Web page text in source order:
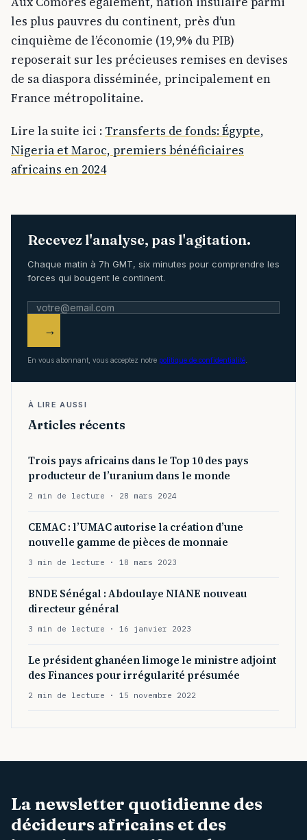
les plus pauvres du continent, près d’un
cinquième de l’économie (19,9% du PIB)
reposerait sur les précieuses remises en devises
de sa diaspora disséminée, principalement en
France métropolitaine.
Lire la suite ici : Transferts de fonds: Égypte,
Nigeria et Maroc, premiers bénéficiaires
africains en 2024
Recevez l'analyse, pas l'agitation.
Chaque matin à 7h GMT, six minutes pour comprendre les
forces qui bougent le continent.
→
En vous abonnant, vous acceptez notre politique de confidentialité
À LIRE AUSSI
Articles récents
Trois pays africains dans le Top 10 des pays
producteur de l’uranium dans le monde
2 min de lecture · 28 mars 2024
CEMAC : l’UMAC autorise la création d’une
nouvelle gamme de pièces de monnaie
3 min de lecture · 18 mars 2023
BNDE Sénégal : Abdoulaye NIANE nouveau
directeur général
3 min de lecture · 16 janvier 2023
Le président ghanéen limoge le ministre adjoint
des Finances pour irrégularité présumée
2 min de lecture · 15 novembre 2022
La newsletter quotidienne des
décideurs africains et des